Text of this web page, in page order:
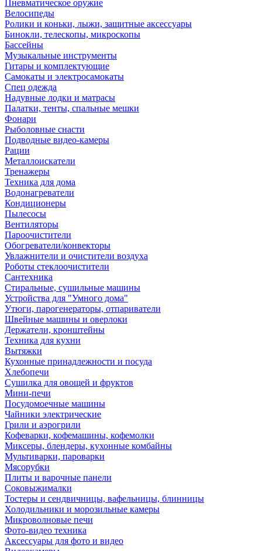
Пневматическое оружие
Велосипеды
Ролики и коньки, лыжи, защитные аксессуары
Бинокли, телескопы, микроскопы
Бассейны
Музыкальные инструменты
Гитары и комплектующие
Самокаты и электросамокаты
Спец одежда
Надувные лодки и матрасы
Палатки, тенты, спальные мешки
Фонари
Рыболовные снасти
Подводные видео-камеры
Рации
Металлоискатели
Тренажеры
Техника для дома
Водонагреватели
Кондиционеры
Пылесосы
Вентиляторы
Пароочистители
Обогреватели/конвекторы
Увлажнители и очистители воздуха
Роботы стеклоочистители
Сантехника
Стиральные, сушильные машины
Устройства для "Умного дома"
Утюги, парогенераторы, отпариватели
Швейные машины и оверлоки
Держатели, кронштейны
Техника для кухни
Вытяжки
Кухонные принадлежности и посуда
Хлебопечи
Сушилка для овощей и фруктов
Мини-печи
Посудомоечные машины
Чайники электрические
Грили и аэрогрили
Кофеварки, кофемашины, кофемолки
Миксеры, блендеры, кухонные комбайны
Мультиварки, пароварки
Мясорубки
Плиты и варочные панели
Соковыжималки
Тостеры и сендвичницы, вафельницы, блинницы
Холодильники и морозильные камеры
Микроволновые печи
Фото-видео техника
Аксессуары для фото и видео